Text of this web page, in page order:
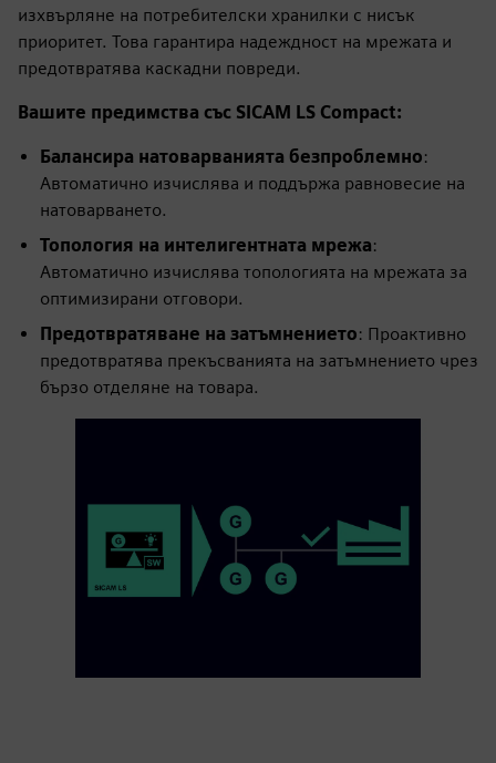
изхвърляне на потребителски хранилки с нисък
приоритет. Това гарантира надеждност на мрежата и
предотвратява каскадни повреди.
Вашите предимства със SICAM LS Compact:
Балансира натоварванията безпроблемно:
Автоматично изчислява и поддържа равновесие на
натоварването.
Топология на интелигентната мрежа:
Автоматично изчислява топологията на мрежата за
оптимизирани отговори.
Предотвратяване на затъмнението: Проактивно
предотвратява прекъсванията на затъмнението чрез
бързо отделяне на товара.